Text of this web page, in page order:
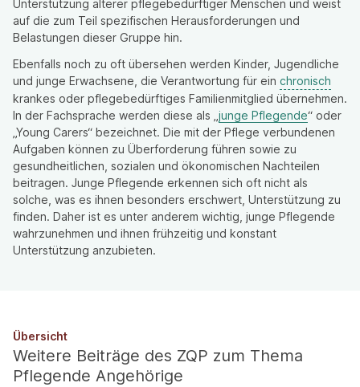
Unterstützung älterer pflegebedürftiger Menschen und weist
auf die zum Teil spezifischen Herausforderungen und
Belastungen dieser Gruppe hin.
Ebenfalls noch zu oft übersehen werden Kinder, Jugendliche
und junge Erwachsene, die Verantwortung für ein chronisch
krankes oder pflegebedürftiges Familienmitglied übernehmen.
In der Fachsprache werden diese als „ junge Pflegende“ oder
„Young Carers“ bezeichnet. Die mit der Pflege verbundenen
Aufgaben können zu Überforderung führen sowie zu
gesundheitlichen, sozialen und ökonomischen Nachteilen
beitragen. Junge Pflegende erkennen sich oft nicht als
solche, was es ihnen besonders erschwert, Unterstützung zu
finden. Daher ist es unter anderem wichtig, junge Pflegende
wahrzunehmen und ihnen frühzeitig und konstant
Unterstützung anzubieten.
Übersicht
Weitere Beiträge des ZQP zum Thema
Pflegende Angehörige